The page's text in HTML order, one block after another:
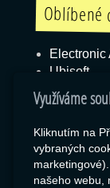
Oblíbené
Electronic
Ubisoft
Blizzard
Box
Využíváme
Kliknutím na
vybraných
našeho webu,